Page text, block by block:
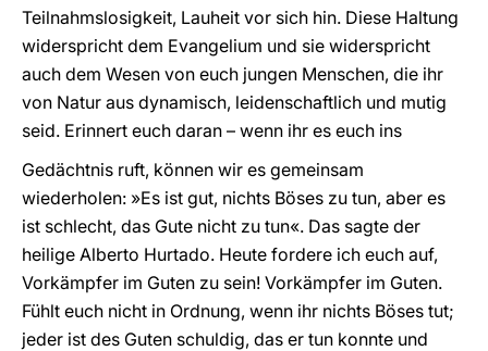
Teilnahmslosigkeit, Lauheit vor sich hin. Diese Haltung
widerspricht dem Evangelium und sie widerspricht
auch dem Wesen von euch jungen Menschen, die ihr
von Natur aus dynamisch, leidenschaftlich und mutig
seid. Erinnert euch daran – wenn ihr es euch ins
Gedächtnis ruft, können wir es gemeinsam
wiederholen: »Es ist gut, nichts Böses zu tun, aber es
ist schlecht, das Gute nicht zu tun«. Das sagte der
heilige Alberto Hurtado. Heute fordere ich euch auf,
Vorkämpfer im Guten zu sein! Vorkämpfer im Guten.
Fühlt euch nicht in Ordnung, wenn ihr nichts Böses tut;
jeder ist des Guten schuldig, das er tun konnte und